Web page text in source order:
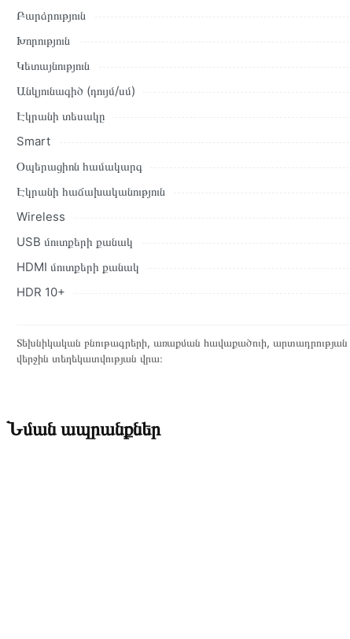
վերադարձը կատարվում է 14 օրվա ընթացքում:
Բարձրություն
Խորություն
Կետայնություն
Անկյունագիծ (դույմ/սմ)
Էկրանի տեսակը
Smart
Օպերացիոն համակարգ
Էկրանի հաճախականություն
Wireless
USB մուտքերի քանակ
HDMI մուտքերի քանակ
HDR 10+
Տեխնիկական բնութագրերի, առաքման հավաքածուի,
վերջին տեղեկատվության վրա։
Նման ապրանքներ